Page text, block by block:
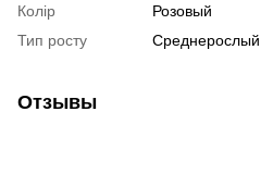
Колір
Розовый
Тип росту
Среднерослый
Отзывы